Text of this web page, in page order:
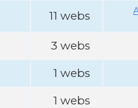
11 webs
3 webs
1 webs
1 webs